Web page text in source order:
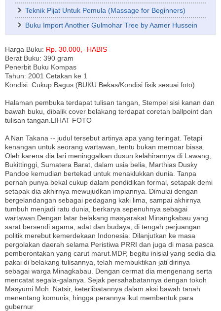
Teknik Pijat Untuk Pemula (Massage for Beginners)
Buku Import Another Gulmohar Tree by Aamer Hussein
Harga Buku: Rp. 30.000,- HABIS
Berat Buku: 390 gram
Penerbit Buku Kompas
Tahun: 2001 Cetakan ke 1
Kondisi: Cukup Bagus (BUKU Bekas/Kondisi fisik sesuai foto)
Halaman pembuka terdapat tulisan tangan, Stempel sisi kanan dan
bawah buku, dibalik cover belakang terdapat coretan ballpoint dan
tulisan tangan.LIHAT FOTO
A Nan Takana -- judul tersebut artinya apa yang teringat. Tetapi
kenangan untuk seorang wartawan, tentu bukan memoar biasa.
Oleh karena dia lari meninggalkan dusun kelahirannya di Lawang,
Bukittinggi, Sumatera Barat, dalam usia belia, Marthias Dusky
Pandoe kemudian bertekad untuk menaklukkan dunia. Tanpa
pernah punya bekal cukup dalam pendidikan formal, setapak demi
setapak dia akhirnya mewujudkan impiannya. Dimulai dengan
bergelandangan sebagai pedagang kaki lima, sampai akhirnya
tumbuh menjadi ratu dunia, berkarya sepenuhnya sebagai
wartawan.Dengan latar belakang masyarakat Minangkabau yang
sarat bersendi agama, adat dan budaya, di tengah perjuangan
politik merebut kemerdekaan Indonesia. Dilanjutkan ke masa
pergolakan daerah selama Peristiwa PRRI dan juga di masa pasca
pemberontakan yang carut marut.MDP, begitu inisial yang sedia dia
pakai di belakang tulisannya, telah membuktikan jati dirinya
sebagai warga Minagkabau. Dengan cermat dia mengenang serta
mencatat segala-galanya. Sejak persahabatannya dengan tokoh
Masyumi Moh. Natsir, keterlibatannya dalam aksi bawah tanah
menentang komunis, hingga perannya ikut membentuk para
gubernur